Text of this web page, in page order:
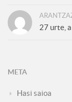
27 urte,
META
Hasi saioa